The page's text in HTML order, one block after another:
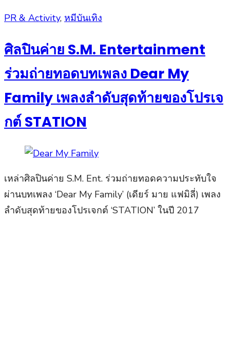
Posted
PR & Activity, หมีบันเทิง
ศิลปินค่าย S.M. Entertainment
ร่วมถ่ายทอดบทเพลง Dear My
Family เพลงลำดับสุดท้ายของโปรเจ
กต์ STATION
เหล่าศิลปินค่าย S.M. Ent. ร่วมถ่ายทอดความประทับใจ
ผ่านบทเพลง ‘Dear My Family’ (เดียร์ มาย แฟมิลี่) เพลง
ลำดับสุดท้ายของโปรเจกต์ ‘STATION’ ในปี 2017